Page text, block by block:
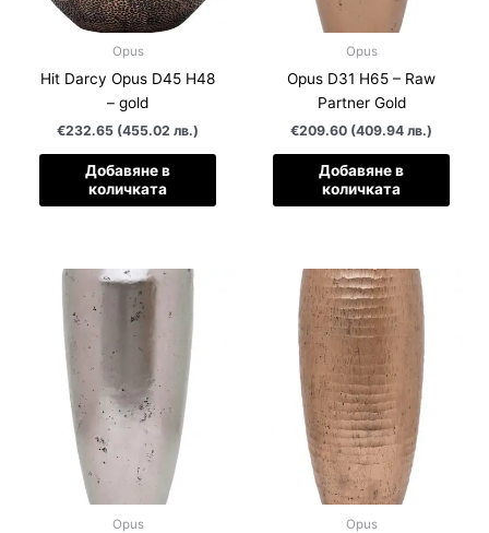
Opus
Hit Darcy Opus D45 H48
– gold
€232.65 (455.02 лв.)
Добавяне в
количката
Opus
Opus D31 H65 – Raw
Partner Gold
€209.60 (409.94 лв.)
Добавяне в
количката
Opus Opus